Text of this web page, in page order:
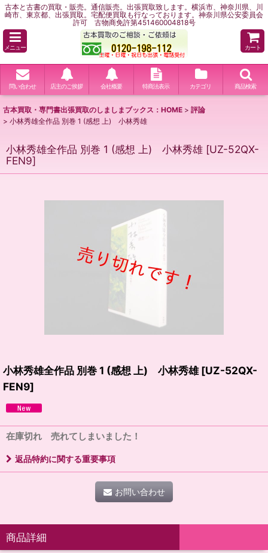
古本と古書の買取・販売。通信販売。出張買取致します。横浜市、神奈川県、川
崎市、東京都、出張買取。宅配便買取も行なっております。神奈川県公安委員会
許可 古物商免許第451460004818号
メニュー カート
問い合わせ 店主のご挨拶 会社概要 特商法表示 カテゴリ 商品検索
古本買取・専門書出張買取のしましまブックス：HOME > 評論
> 小林秀雄全作品 別巻 1 (感想 上) 小林秀雄
小林秀雄全作品 別巻 1 (感想 上) 小林秀雄 [UZ-52QX-
FEN9]
小林秀雄全作品 別巻 1 (感想 上) 小林秀雄 [UZ-52QX-
FEN9]
在庫切れ 売れてしまいました！
返品特約に関する重要事項
お問い合わせ
商品詳細